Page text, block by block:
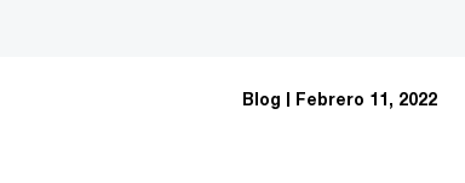
Blog Febrero 11, 2022